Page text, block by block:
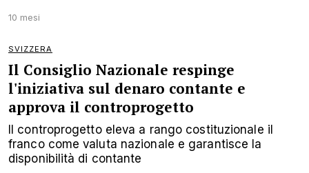
10 mesi
SVIZZERA
Il Consiglio Nazionale respinge
l'iniziativa sul denaro contante e
approva il controprogetto
Il controprogetto eleva a rango costituzionale il
franco come valuta nazionale e garantisce la
disponibilità di contante